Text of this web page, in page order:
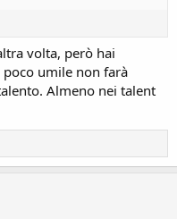
volta, però hai
poco umile non farà
Almeno nei talent